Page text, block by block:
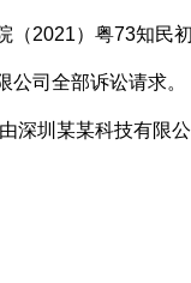
2021）粤73知民
司全部诉讼请求。
圳某某科技有限公